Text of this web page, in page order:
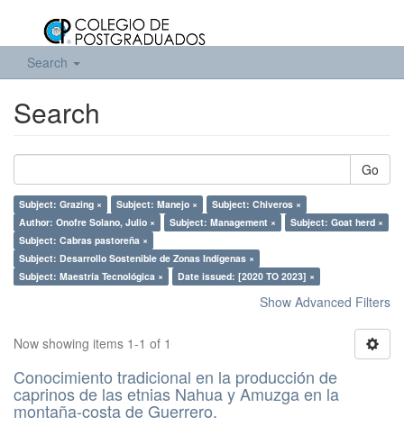
Search
Search
Go
Subject: Grazing × Subject: Manejo ×
Subject: Chiveros ×
Author: Onofre Solano, Julio ×
Subject: Management ×
Subject: Goat herd ×
Subject: Cabras pastoreña ×
Subject: Desarrollo Sostenible de Zonas Indígenas ×
Subject: Maestría Tecnológica ×
Date issued: [2020 TO 2023] ×
Show Advanced Filters
Now showing items 1-1 of 1
Conocimiento tradicional en la producción de
caprinos de las etnias Nahua y Amuzga en la
montaña-costa de Guerrero.